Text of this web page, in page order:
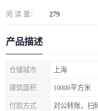
阅 读 量： 279
产品描述
仓储城市 上海
建筑面积 10000平方米
付款方式 对公转账，扫